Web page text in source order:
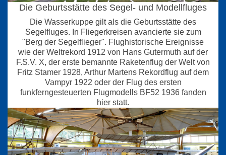
Die Geburtsstätte des Segel- und Modellfluges
Die Wasserkuppe gilt als die Geburtsstätte des
Segelfluges. In Fliegerkreisen avancierte sie zum
"Berg der Segelflieger". Flughistorische Ereignisse
wie der Weltrekord 1912 von Hans Gutermuth auf der
F.S.V. X, der erste bemannte Raketenflug der Welt von
Fritz Stamer 1928, Arthur Martens Rekordflug auf dem
Vampyr 1922 oder der Flug des ersten
funkferngesteuerten Flugmodells BF52 1936 fanden
hier statt.